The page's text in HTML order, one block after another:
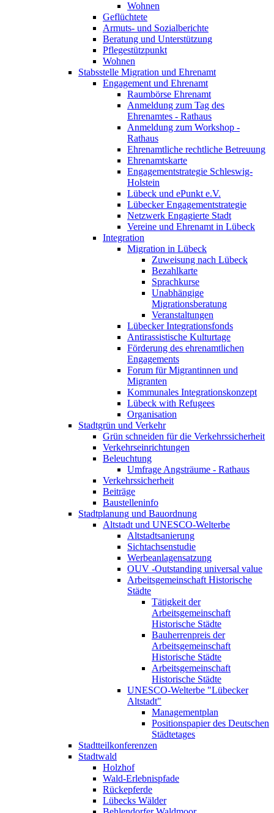
Wohnen
Geflüchtete
Armuts- und Sozialberichte
Beratung und Unterstützung
Pflegestützpunkt
Wohnen
Stabsstelle Migration und Ehrenamt
Engagement und Ehrenamt
Raumbörse Ehrenamt
Anmeldung zum Tag des
Ehrenamtes - Rathaus
Anmeldung zum Workshop -
Rathaus
Ehrenamtliche rechtliche Betreuung
Ehrenamtskarte
Engagementstrategie Schleswig-
Holstein
Lübeck und ePunkt e.V.
Lübecker Engagementstrategie
Netzwerk Engagierte Stadt
Vereine und Ehrenamt in Lübeck
Integration
Migration in Lübeck
Zuweisung nach Lübeck
Bezahlkarte
Sprachkurse
Unabhängige
Migrationsberatung
Veranstaltungen
Lübecker Integrationsfonds
Antirassistische Kulturtage
Förderung des ehrenamtlichen
Engagements
Forum für Migrantinnen und
Migranten
Kommunales Integrationskonzept
Lübeck with Refugees
Organisation
Stadtgrün und Verkehr
Grün schneiden für die Verkehrssicherheit
Verkehrseinrichtungen
Beleuchtung
Umfrage Angsträume - Rathaus
Verkehrssicherheit
Beiträge
Baustelleninfo
Stadtplanung und Bauordnung
Altstadt und UNESCO-Welterbe
Altstadtsanierung
Sichtachsenstudie
Werbeanlagensatzung
OUV -Outstanding universal value
Arbeitsgemeinschaft Historische
Städte
Tätigkeit der
Arbeitsgemeinschaft
Historische Städte
Bauherrenpreis der
Arbeitsgemeinschaft
Historische Städte
Arbeitsgemeinschaft
Historische Städte
UNESCO-Welterbe "Lübecker
Altstadt"
Managementplan
Positionspapier des Deutschen
Städtetages
Stadtteilkonferenzen
Stadtwald
Holzhof
Wald-Erlebnispfade
Rückepferde
Lübecks Wälder